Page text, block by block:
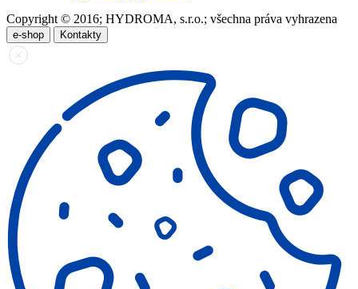
Copyright © 2016; HYDROMA, s.r.o.; všechna práva vyhrazena
e-shop Kontakty